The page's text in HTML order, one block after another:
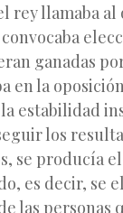
rey llamaba al
ganadas
en la
estabilidad
los
se producía el
es decir, se
las personas